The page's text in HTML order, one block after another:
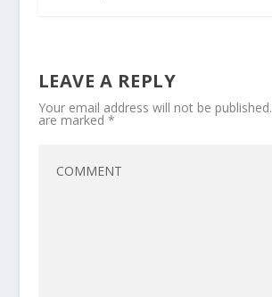
LEAVE A REPLY
Your email address will not be published.
are marked *